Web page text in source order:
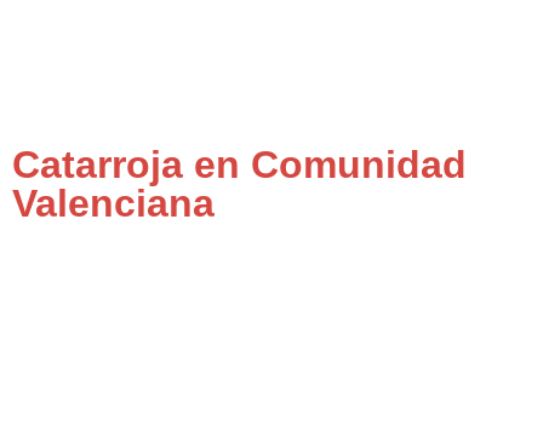
Catarroja en Comunidad
Valenciana